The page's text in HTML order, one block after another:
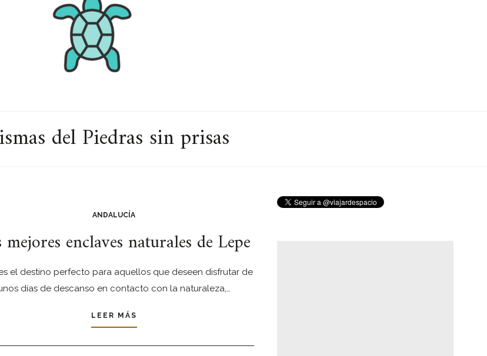
del Piedras sin prisas
ANDALUCÍA
enclaves naturales de Lepe
el destino perfecto para aquellos que deseen disfrutar de
días de descanso en contacto con la naturaleza,…
LEER MÁS